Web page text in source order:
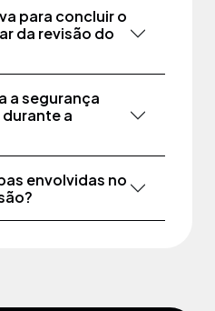
para concluir o
da revisão do
a segurança
a
envolvidas no